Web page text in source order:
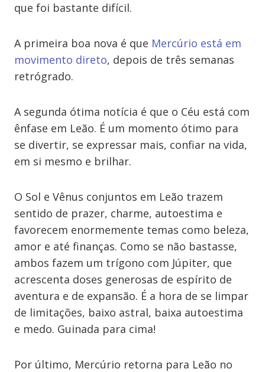
que foi bastante difícil.
A primeira boa nova é que Mercúrio está em
movimento direto, depois de três semanas
retrógrado.
A segunda ótima notícia é que o Céu está com
ênfase em Leão. É um momento ótimo para
se divertir, se expressar mais, confiar na vida,
em si mesmo e brilhar.
O Sol e Vênus conjuntos em Leão trazem
sentido de prazer, charme, autoestima e
favorecem enormemente temas como beleza,
amor e até finanças. Como se não bastasse,
ambos fazem um trígono com Júpiter, que
acrescenta doses generosas de espírito de
aventura e de expansão. É a hora de se limpar
de limitações, baixo astral, baixa autoestima
e medo. Guinada para cima!
Por último, Mercúrio retorna para Leão no